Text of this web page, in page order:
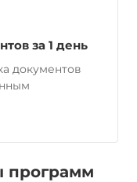
за 1 день
документов
программ